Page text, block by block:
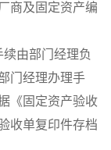
商及固定资产编
由部门经理负
门经理办理手
《固定资产验收
收单复印件存档